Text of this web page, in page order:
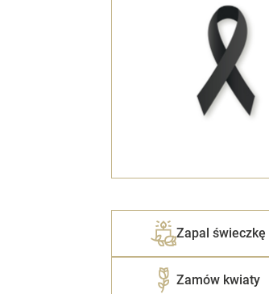
Zapal świeczkę
Zamów kwiaty